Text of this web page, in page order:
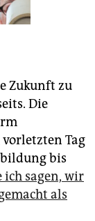
Zukunft zu
Die
Tag
bis
ich sagen, wir
als